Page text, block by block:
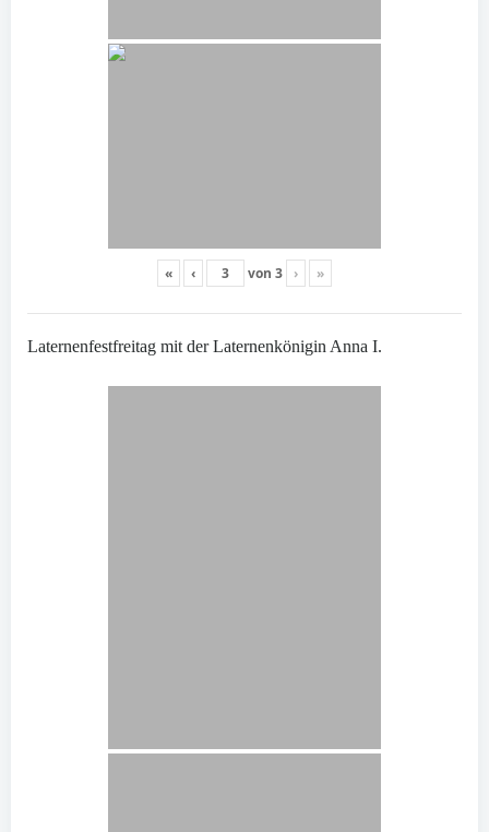
« ‹ von 3 › »
Laternenfestfreitag mit der Laternenkönigin Anna I.